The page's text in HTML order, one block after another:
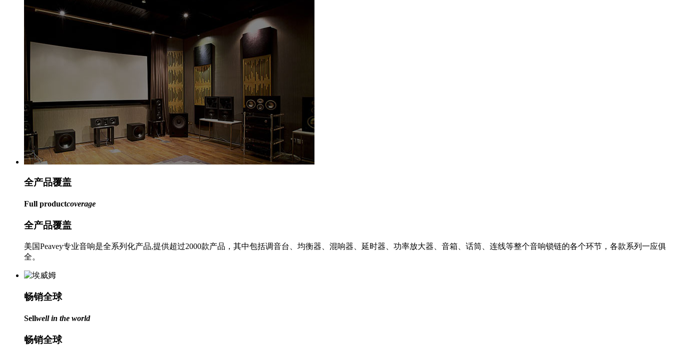
全产品覆盖
Full productcoverage
全产品覆盖
美国Peavey专业音响是全系列化产品,提供超过2000款产品，其中包括调音台、均衡器、混响器、延时器、功率放大器、音箱、话筒、连线等整个音响锁链的各个环节，各款系列一应俱
全。
畅销全球
Sellwell in the world
畅销全球